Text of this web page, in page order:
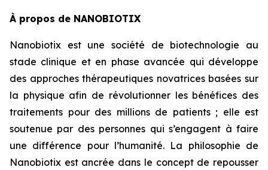
À propos de NANOBIOTIX
Nanobiotix est une société de biotechnologie au
stade clinique et en phase avancée qui développe
des approches thérapeutiques novatrices basées sur
la physique afin de révolutionner les bénéfices des
traitements pour des millions de patients ; elle est
soutenue par des personnes qui s’engagent à faire
une différence pour l’humanité. La philosophie de
Nanobiotix est ancrée dans le concept de repousser